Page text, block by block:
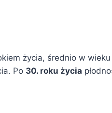
życia, średnio w wieku
Po 30. roku życia